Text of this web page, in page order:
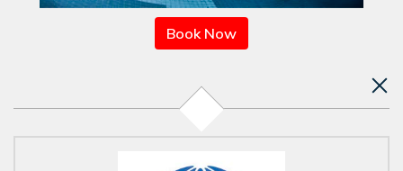
Book Now